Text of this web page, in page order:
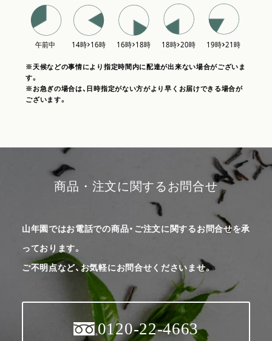
※天候などの事情により指定時間内に配達が出来ない場合がございま
す。
※お急ぎの場合は、日時指定がない方がより早くお届けできる場合が
ございます。
商品・注文に関するお問合せ
山年園ではお電話での商品・ご注文に関するお問合せを承
っております。
ご不明点など、お気軽にお問合せくださいませ。
0120-22-4663